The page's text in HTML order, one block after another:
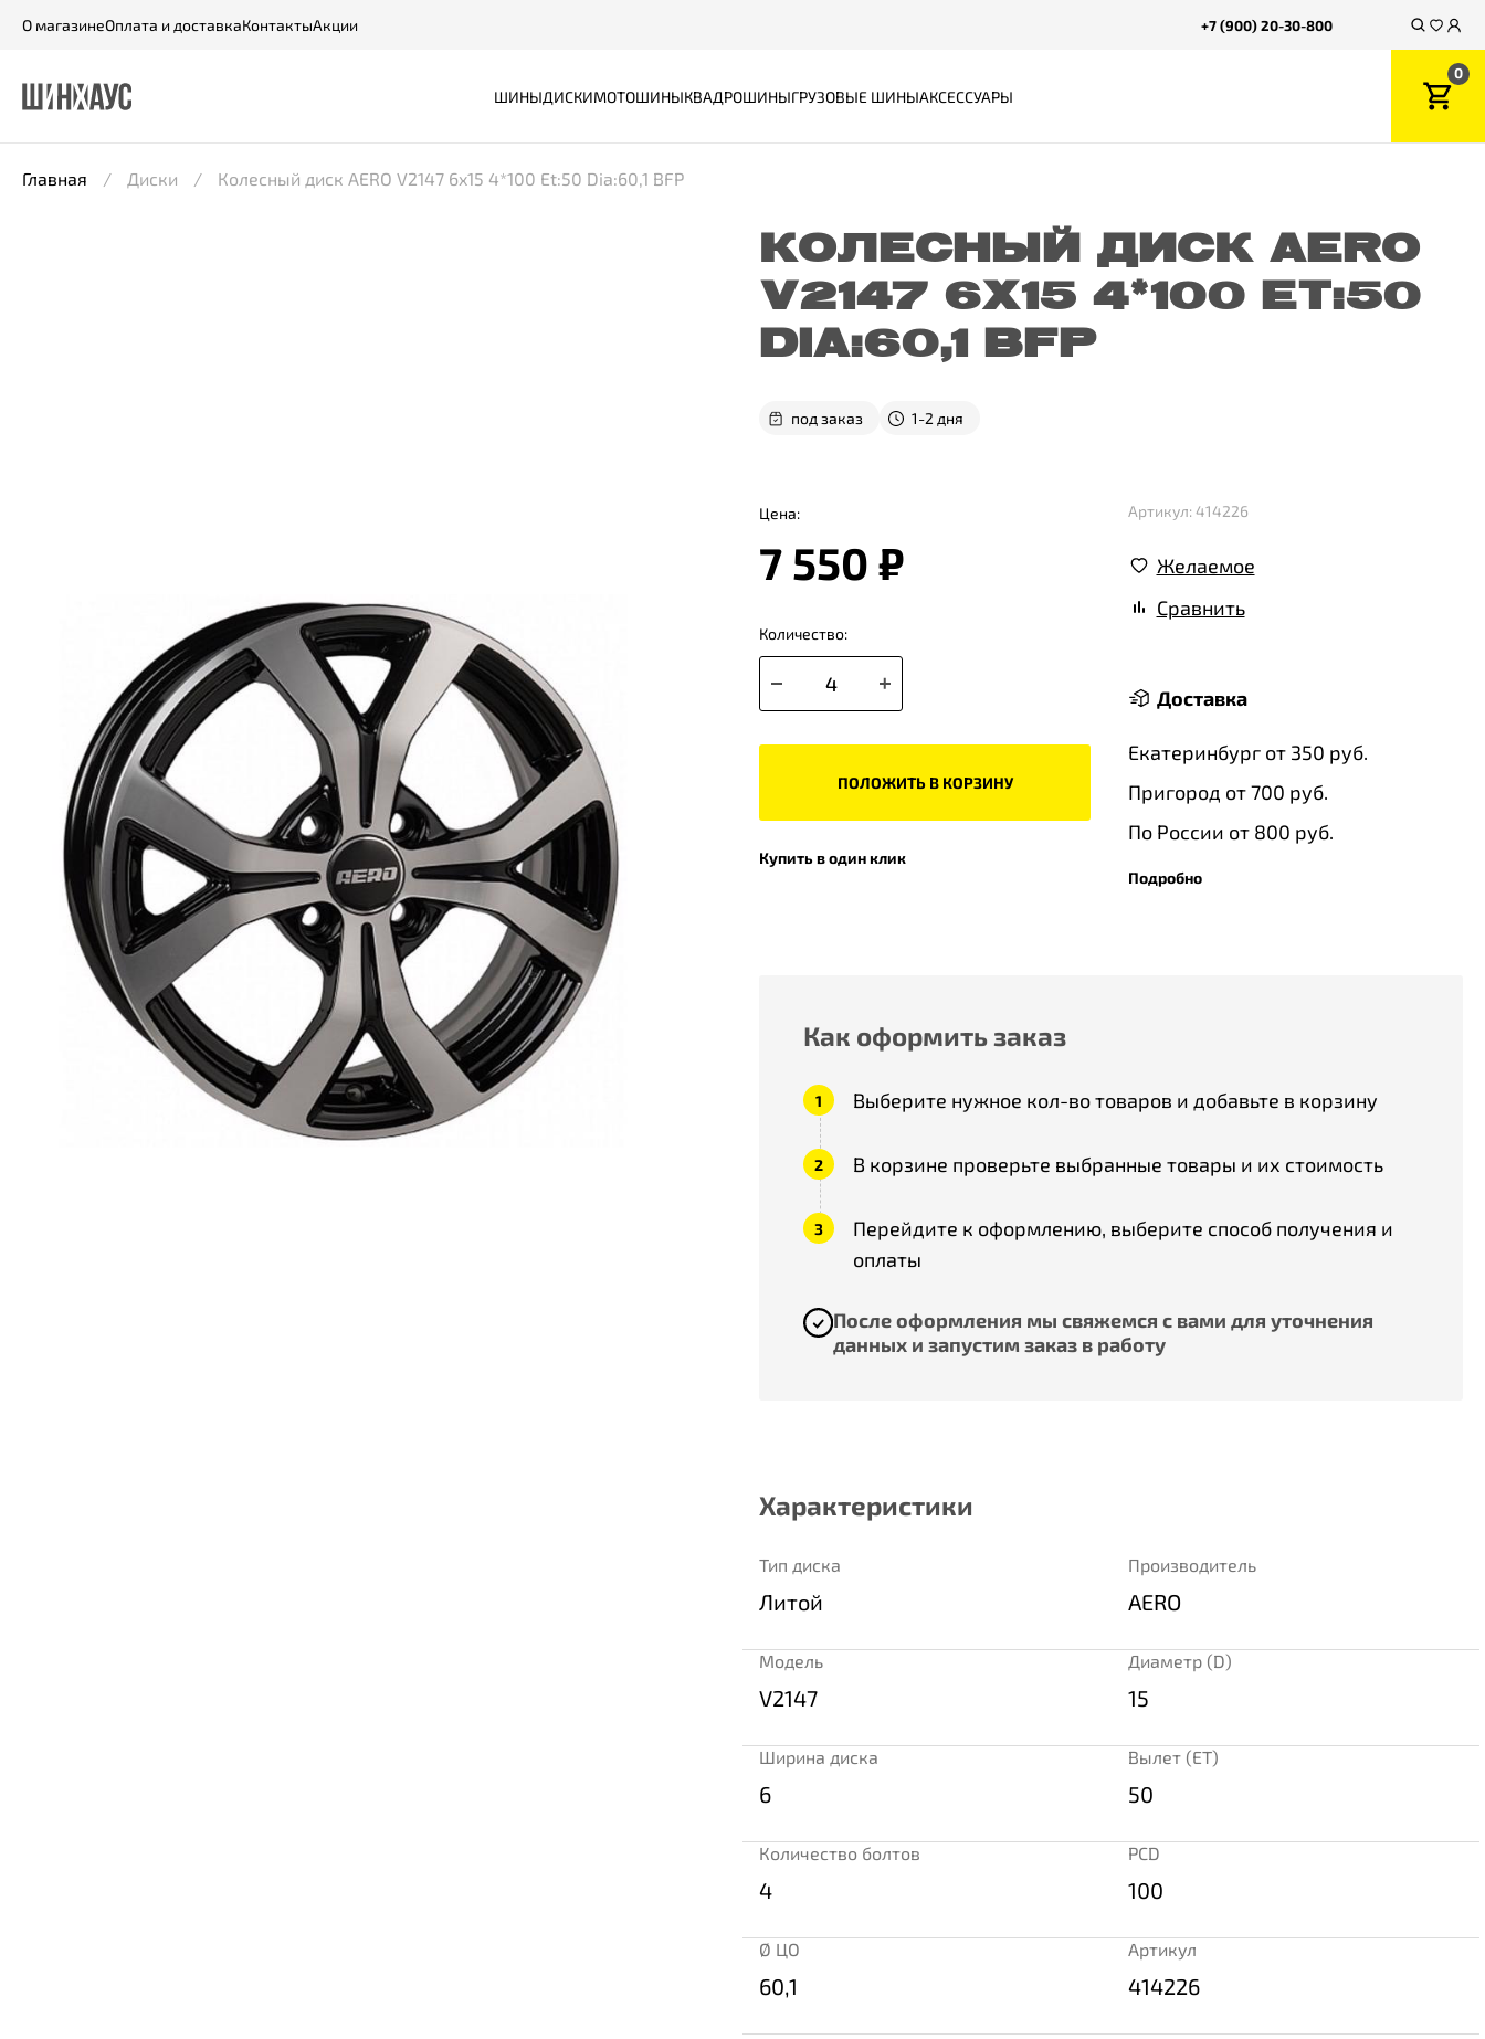
О магазинеОплата и доставкаКонтактыАкции +7 (900) 20-30-800
ШИНЫДИСКИМОТОШИНЫКВАДРОШИНЫГРУЗОВЫЕ ШИНЫАКСЕССУАРЫ
0
Главная Диски Колесный диск AERO V2147 6x15 4*100 Et:50 Dia:60,1 BFP
КОЛЕСНЫЙ ДИСК AERO
V2147 6X15 4*100 ET:50
DIA:60,1 BFP
под заказ 1-2 дня
Цена:
7 550 ₽
Количество:
ПОЛОЖИТЬ В КОРЗИНУ
Купить в один клик
Артикул: 414226
Желаемое
Сравнить
Доставка
Екатеринбург от 350 руб.
Пригород от 700 руб.
По России от 800 руб.
Подробно
Как оформить заказ
Выберите нужное кол-во товаров и добавьте в корзину
В корзине проверьте выбранные товары и их стоимость
Перейдите к оформлению, выберите способ получения и
оплаты
После оформления мы свяжемся с вами для уточнения
данных и запустим заказ в работу
Характеристики
Тип диска
Литой
Производитель
AERO
Модель
V2147
Диаметр (D)
15
Ширина диска
6
Вылет (ET)
50
Количество болтов
4
PCD
100
Ø ЦО
60,1
Артикул
414226